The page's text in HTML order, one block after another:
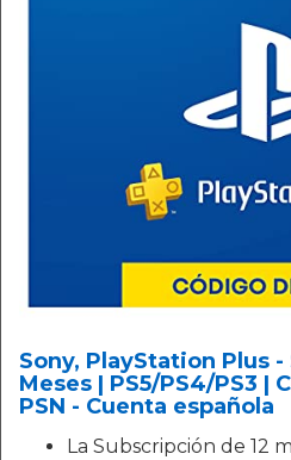
Sony, PlayStation Plus
Meses | PS5/PS4/PS3 |
PSN - Cuenta española
La Subscripción de 12